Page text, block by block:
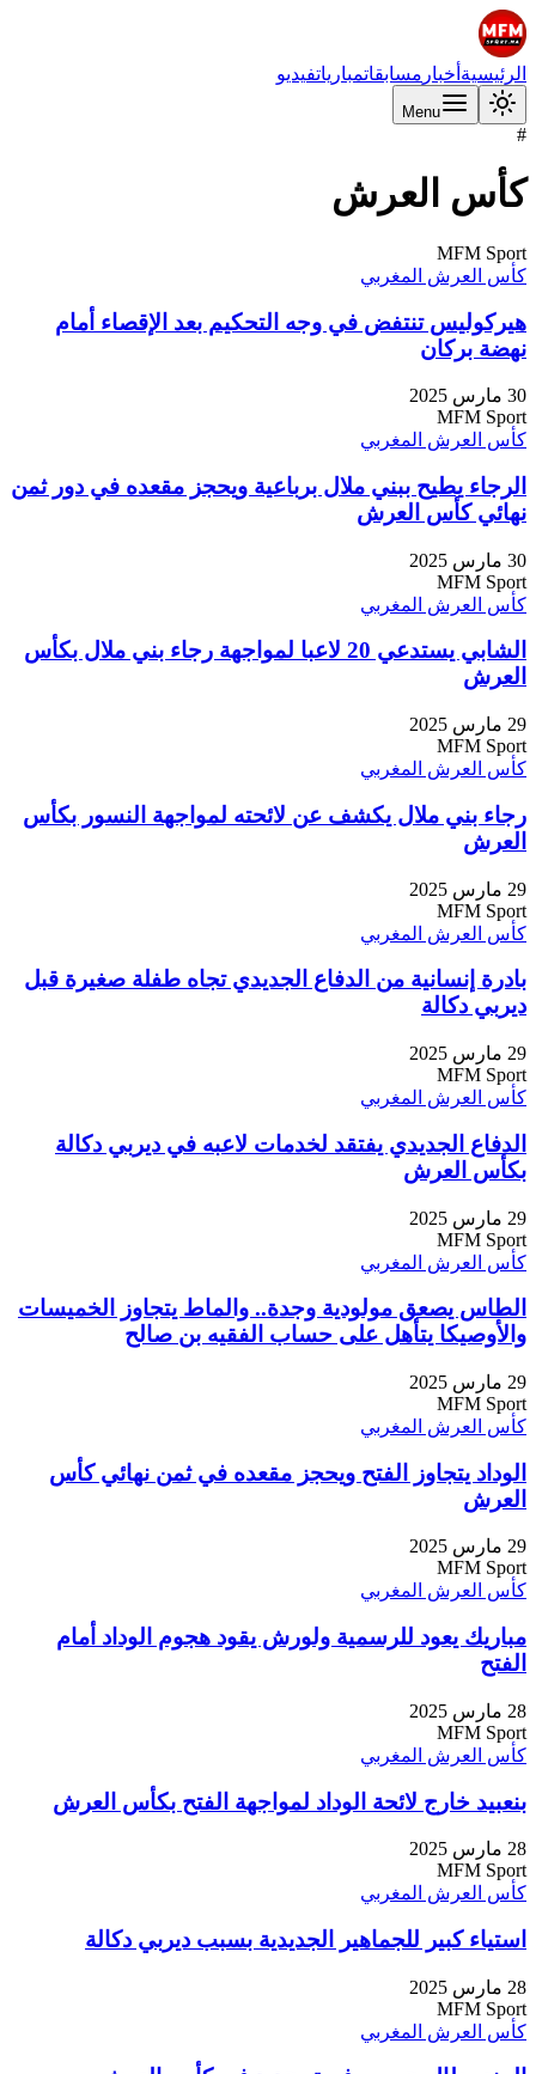
الرئيسية أخبار مسابقاتمبارياتفيديو
Menu
#
كأس العرش
MFM Sport
كأس العرش المغربي
هيركوليس تنتفض في وجه التحكيم بعد الإقصاء أمام
نهضة بركان
30 مارس 2025
MFM Sport
كأس العرش المغربي
الرجاء يطيح ببني ملال برباعية ويحجز مقعده في دور ثمن
نهائي كأس العرش
30 مارس 2025
MFM Sport
كأس العرش المغربي
الشابي يستدعي 20 لاعبا لمواجهة رجاء بني ملال بكأس
العرش
29 مارس 2025
MFM Sport
كأس العرش المغربي
رجاء بني ملال يكشف عن لائحته لمواجهة النسور بكأس
العرش
29 مارس 2025
MFM Sport
كأس العرش المغربي
بادرة إنسانية من الدفاع الجديدي تجاه طفلة صغيرة قبل
ديربي دكالة
29 مارس 2025
MFM Sport
كأس العرش المغربي
الدفاع الجديدي يفتقد لخدمات لاعبه في ديربي دكالة
بكأس العرش
29 مارس 2025
MFM Sport
كأس العرش المغربي
الطاس يصعق مولودية وجدة.. والماط يتجاوز الخميسات
والأوصيكا يتأهل على حساب الفقيه بن صالح
29 مارس 2025
MFM Sport
كأس العرش المغربي
الوداد يتجاوز الفتح ويحجز مقعده في ثمن نهائي كأس
العرش
29 مارس 2025
MFM Sport
كأس العرش المغربي
مباريك يعود للرسمية ولورش يقود هجوم الوداد أمام
الفتح
28 مارس 2025
MFM Sport
كأس العرش المغربي
بنعبيد خارج لائحة الوداد لمواجهة الفتح بكأس العرش
28 مارس 2025
MFM Sport
كأس العرش المغربي
استياء كبير للجماهير الجديدية بسبب ديربي دكالة
28 مارس 2025
MFM Sport
كأس العرش المغربي